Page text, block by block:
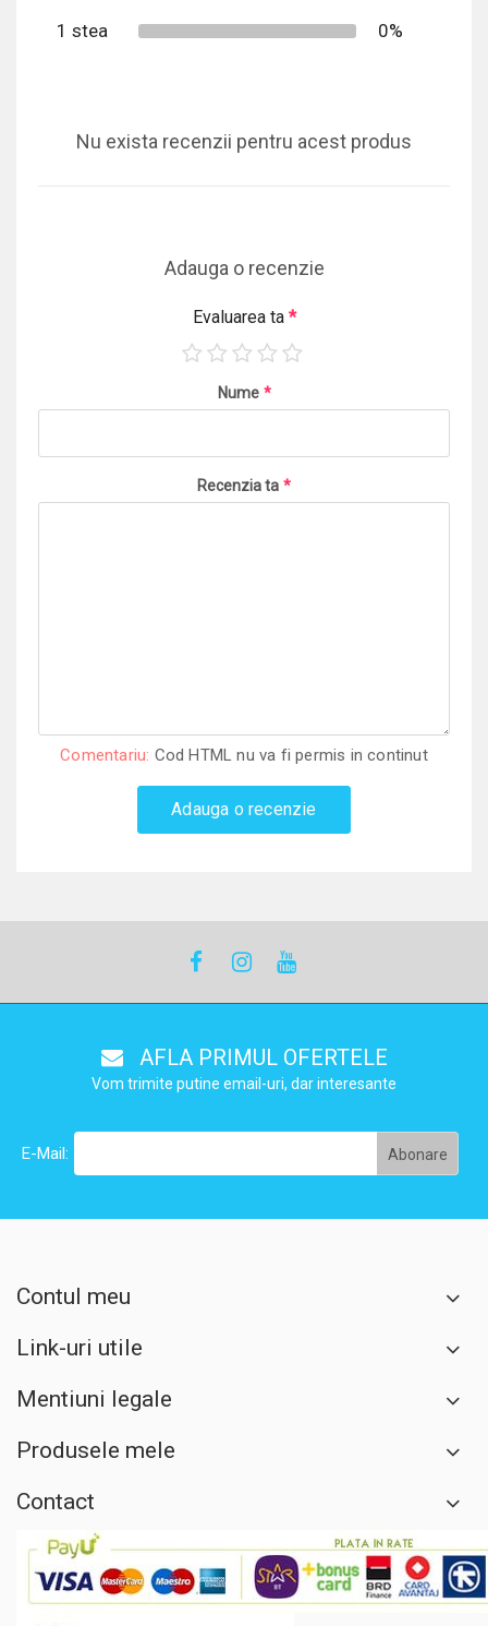
1 stea
0%
Nu exista recenzii pentru acest produs
Adauga o recenzie
Evaluarea ta *
Nume *
Recenzia ta *
Comentariu: Cod HTML nu va fi permis in continut
Adauga o recenzie
AFLA PRIMUL OFERTELE
Vom trimite putine email-uri, dar interesante
E-Mail:
Contul meu
Link-uri utile
Mentiuni legale
Produsele mele
Contact